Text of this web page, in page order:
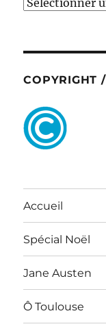
COPYRIGHT
Accueil
Spécial Noël
Jane Austen
Ô Toulouse